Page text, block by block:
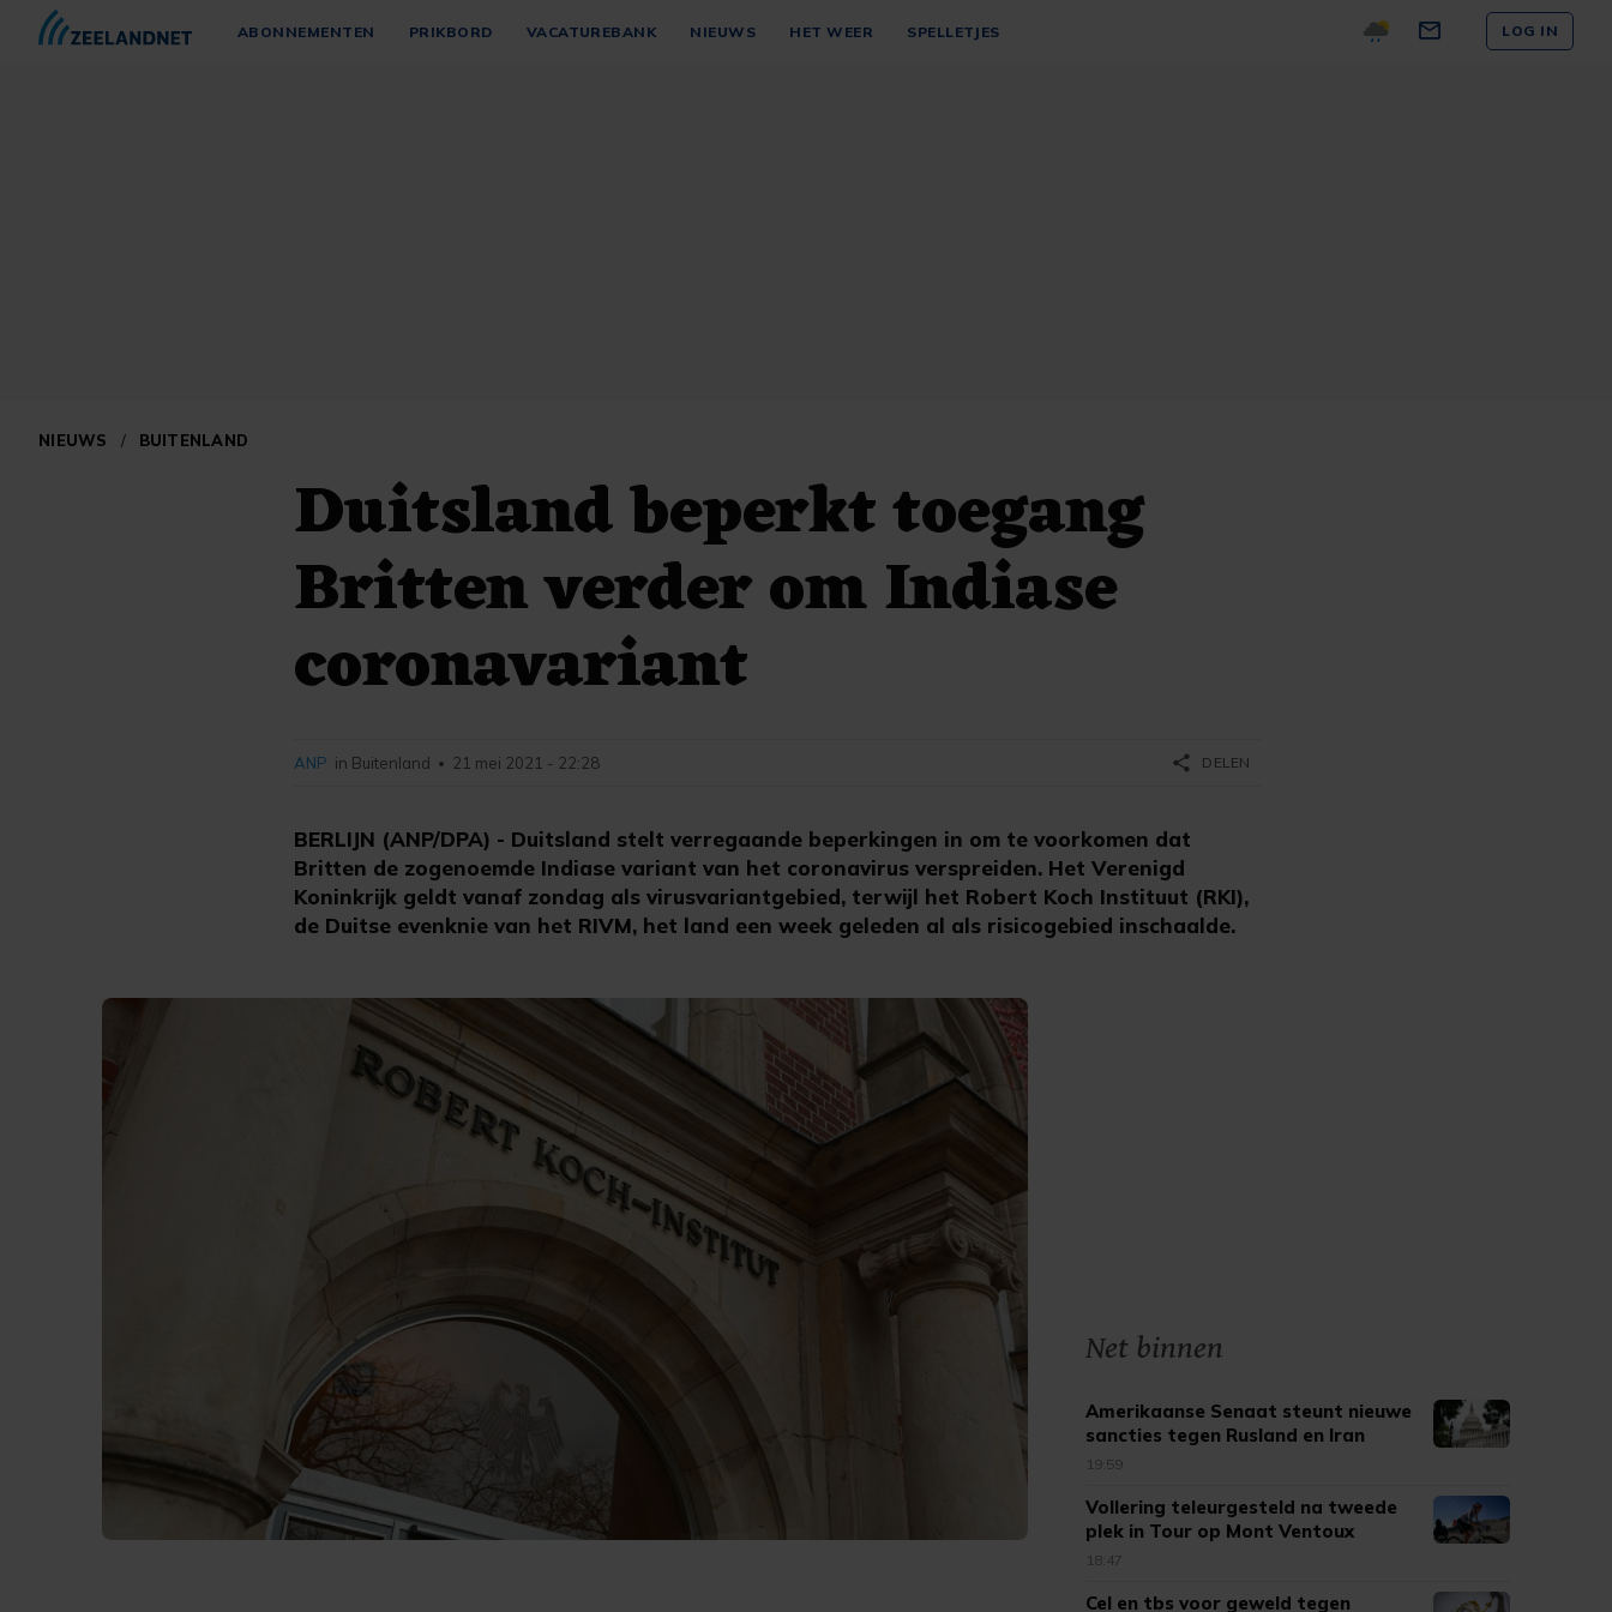
ABONNEMENTEN PRIKBORD VACATUREBANK NIEUWS HET WEER SPELLETJES LOG IN
NIEUWS / BUITENLAND
Duitsland beperkt toegang
Britten verder om Indiase
coronavariant
BERLIJN (ANP/DPA) - Duitsland stelt verregaande beperkingen in om te voorkomen dat
Britten de zogenoemde Indiase variant van het coronavirus verspreiden. Het Verenigd
Koninkrijk geldt vanaf zondag als virusvariantgebied, terwijl het Robert Koch Instituut (RKI),
de Duitse evenknie van het RIVM, het land een week geleden al als risicogebied inschaalde.
ANP in Buitenland • 21 mei 2021 - 22:28 share DELEN
Net binnen
Amerikaanse Senaat steunt nieuwe
sancties tegen Rusland en Iran
19:59
Vollering teleurgesteld na tweede
plek in Tour op Mont Ventoux
18:47
Cel en tbs voor geweld tegen